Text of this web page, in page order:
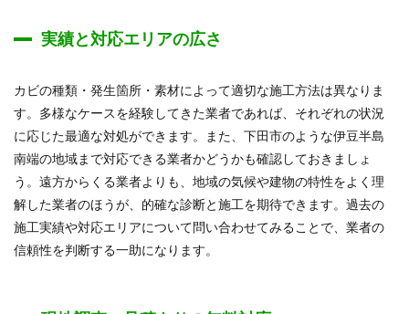
実績と対応エリアの広さ
カビの種類・発生箇所・素材によって適切な施工方法は異なりま
す。多様なケースを経験してきた業者であれば、それぞれの状況
に応じた最適な対処ができます。また、下田市のような伊豆半島
南端の地域まで対応できる業者かどうかも確認しておきましょ
う。遠方からくる業者よりも、地域の気候や建物の特性をよく理
解した業者のほうが、的確な診断と施工を期待できます。過去の
施工実績や対応エリアについて問い合わせてみることで、業者の
信頼性を判断する一助になります。